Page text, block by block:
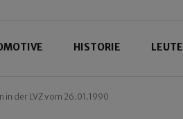
HISTORIE LEUTE
in der LVZ vom 26.01.1990